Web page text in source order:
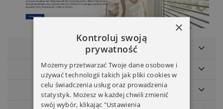
POMOC
NASZE MARKI
MOJE KONTO
×
Kontroluj swoją
prywatność
Możemy przetwarzać Twoje dane osobowe i
używać technologii takich jak pliki cookies w
celu świadczenia usług oraz prowadzenia
statystyk. Możesz w każdej chwili zmienić
swój wybór, klikając "Ustawienia